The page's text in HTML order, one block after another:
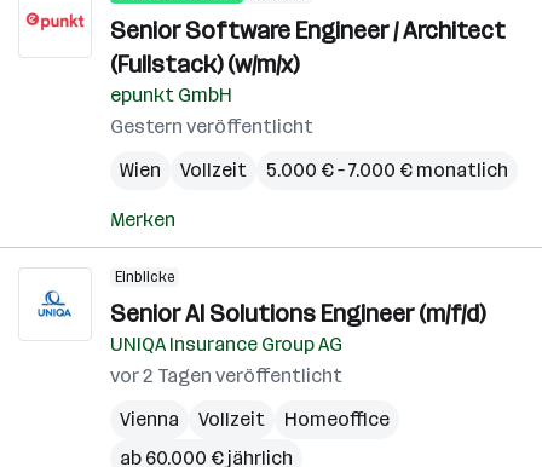
Senior Software Engineer / Architect
(Fullstack) (w/m/x)
epunkt GmbH
Gestern veröffentlicht
Wien
Vollzeit 5.000 € – 7.000 € monatlich
Merken
Einblicke
Senior AI Solutions Engineer (m/f/d)
UNIQA Insurance Group AG
vor 2 Tagen veröffentlicht
Vienna
Vollzeit
Homeoffice
ab 60.000 € jährlich